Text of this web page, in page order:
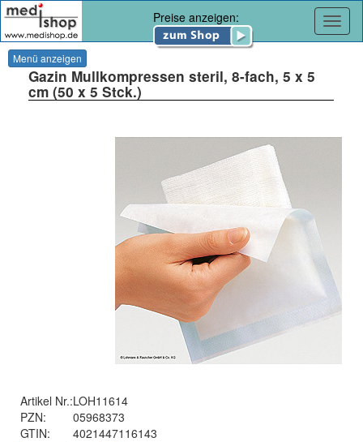
Preise anzeigen:
Menü anzeigen
Gazin Mullkompressen steril, 8-fach, 5 x 5
cm (50 x 5 Stck.)
Artikel Nr.:LOH11614
PZN:
05968373
GTIN:
4021447116143